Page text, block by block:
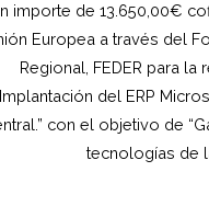
importe de 13.650,00€
Europea a través del
Regional, FEDER para
del ERP
con el objetivo de
tecnologías de